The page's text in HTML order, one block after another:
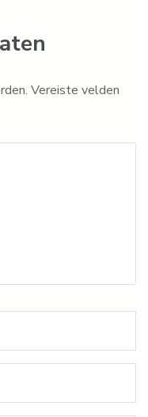
Vereiste velden